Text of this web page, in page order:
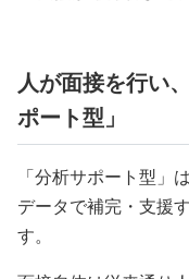
人が面接を行い
ポート型」
「分析サポート型」
データで補完・支援
す。